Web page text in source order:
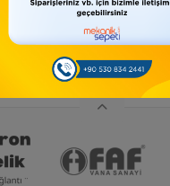
Ürün Bilgisi Yorumlar